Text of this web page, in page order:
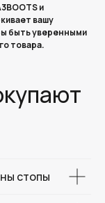
и
вашу
быть уверенными
товара.
стопы